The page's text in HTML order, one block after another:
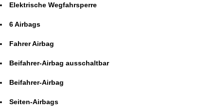
Elektrische Wegfahrsperre
6 Airbags
Fahrer Airbag
Beifahrer-Airbag ausschaltbar
Beifahrer-Airbag
Seiten-Airbags